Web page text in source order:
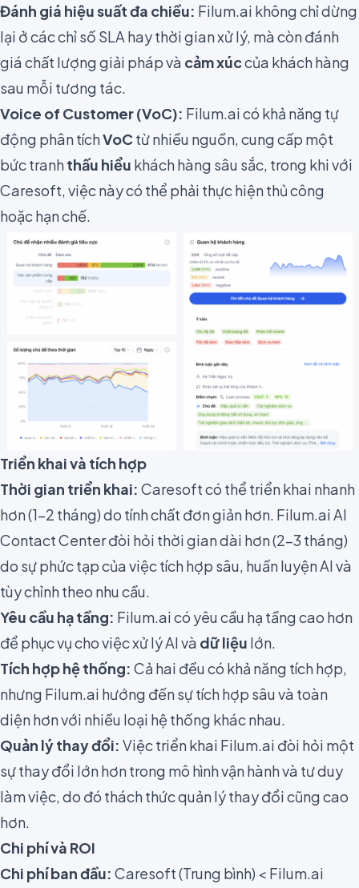
Đánh giá hiệu suất đa chiều: Filum.ai không chỉ dừng
lại ở các chỉ số SLA hay thời gian xử lý, mà còn đánh
giá chất lượng giải pháp và cảm xúccủa khách hàng
sau mỗi tương tác.
Voice of Customer (VoC): Filum.ai có khả năng tự
động phân tíchVoCtừ nhiều nguồn, cung cấp một
bức tranhthấu hiểu khách hàng sâu sắc, trong khi với
Caresoft, việc này có thể phải thực hiện thủ công
hoặc hạn chế.
Triển khai và tích hợp
Thời gian triển khai: Caresoft có thể triển khai nhanh
hơn (1-2 tháng) do tính chất đơn giản hơn. Filum.ai AI
Contact Center đòi hỏi thời gian dài hơn (2-3 tháng)
do sự phức tạp của việc tích hợp sâu, huấn luyện AI và
tùy chỉnh theo nhu cầu.
Yêu cầu hạ tầng: Filum.ai có yêu cầu hạ tầng cao hơn
để phục vụ cho việc xử lý AI và dữ liệu lớn.
Tích hợp hệ thống: Cả hai đều có khả năng tích hợp,
nhưng Filum.ai hướng đến sự tích hợp sâu và toàn
diện hơn với nhiều loại hệ thống khác nhau.
Quản lý thay đổi: Việc triển khai Filum.ai đòi hỏi một
sự thay đổi lớn hơn trong mô hình vận hành và tư duy
làm việc, do đó thách thức quản lý thay đổi cũng cao
hơn.
Chi phí và ROI
Chi phí ban đầu: Caresoft (Trung bình) < Filum.ai